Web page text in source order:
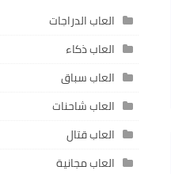
العاب الدراجات
العاب ذكاء
العاب سباق
العاب شاحنات
العاب قتال
العاب مجانية